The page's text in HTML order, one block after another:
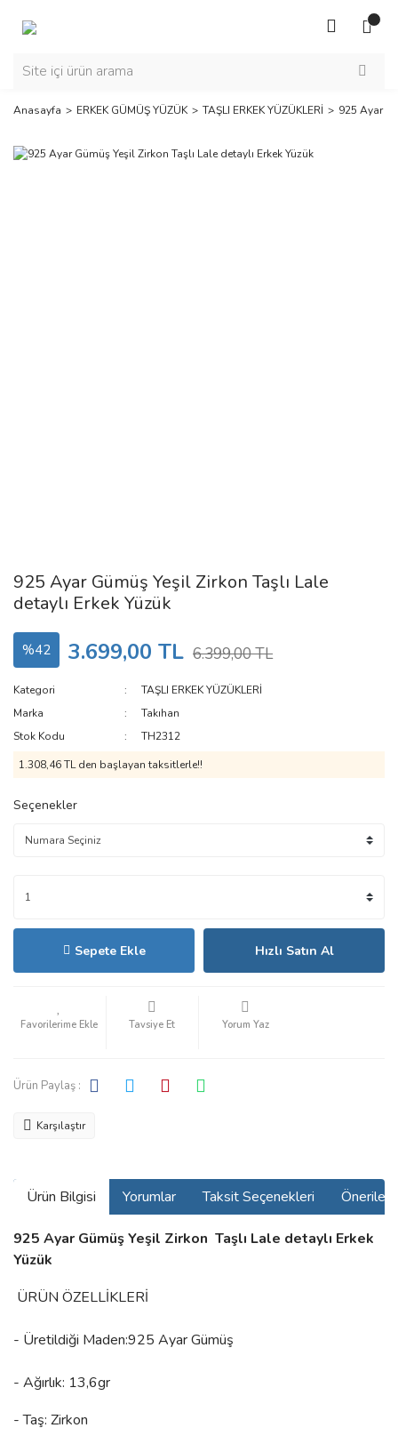
Anasayfa ERKEK GÜMÜŞ YÜZÜK TAŞLI ERKEK YÜZÜKLERİ 925 Ayar
925 Ayar Gümüş Yeşil Zirkon Taşlı Lale
detaylı Erkek Yüzük
%42 3.699,00 TL 6.399,00 TL
Kategori
TAŞLI ERKEK YÜZÜKLERİ
Marka
Takıhan
Stok Kodu
TH2312
1.308,46 TL den başlayan taksitlerle!!
Seçenekler
Sepete Ekle Hızlı Satın Al
Tavsiye Et Yorum Yaz
Ürün Paylaş :
Karşılaştır
Ürün Bilgisi Yorumlar Taksit Seçenekleri
925 Ayar Gümüş Yeşil Zirkon Taşlı Lale detaylı Erkek
Yüzük
ÜRÜN ÖZELLİKLERİ
- Üretildiği Maden:925 Ayar Gümüş
- Ağırlık: 13,6gr
- Taş: Zirkon